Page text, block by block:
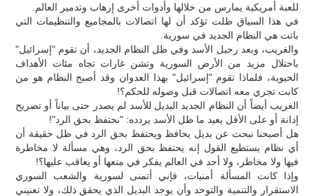
للعبة أمريكية يمارس من خلالها وأدوات أخرى إرهاب وتدمير العالم.
في هذا السياق ظلت تؤكد أن لها اتصالات بالمجاميع والتنظيمات التي
باتت هي النظام الجديد في سورية.
والغريب، وبعد رحيل الأسد وفي ظل النظام الجديد، أن تقوم "إسرائيل"
باحتلال مزيد من الأرض السورية وتشن غارات تجاه مئات الأهداف
الحيوية، فلماذا تقوم "إسرائيل" بهذا العدوان وقد أصبح النظام هو من
كانت تجري معه اتصالات قبل وصوله للحكم؟!
الغريب أيضاً أن النظام الجديد البديل للأسد لم يصدر حتى بياناً أو تصريح
إدانة أو على الأقل يعيد ما ظل الأسد يردده: "نحتفظ بحق الرد"!
هل أصبحنا نبحث عن بديل يحافظ ويحتفظ بحق الرد في ظل حقيقة أن
أي نظام يستطيع القول إنه يحتفظ بحق الرد، وهي مسألة لا مخاطرة
فيها ولا مخاطر، ولا أحد في العالم يفكر في منعها أو يعاقب عليها؟!
وإذا كانت المسألة أمنيات، فإني أتمنى لسورية والشعب السوري
الاستقرار والتنمية والتوحد وأن يوجد البديل الذي يحقق ذلك، ولا تعنيني